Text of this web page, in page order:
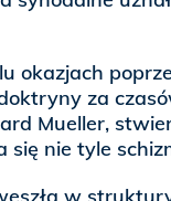
okazjach
za
Mueller,
nie tyle